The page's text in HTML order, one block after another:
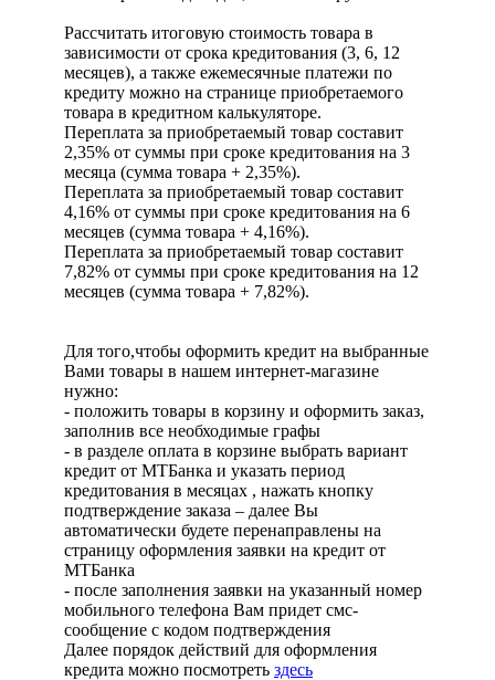
Рассчитать итоговую стоимость товара в
зависимости от срока кредитования (3, 6, 12
месяцев), а также ежемесячные платежи по
кредиту можно на странице приобретаемого
товара в кредитном калькуляторе.
Переплата за приобретаемый товар составит
2,35% от суммы при сроке кредитования на 3
месяца (сумма товара + 2,35%).
Переплата за приобретаемый товар составит
4,16% от суммы при сроке кредитования на 6
месяцев (сумма товара + 4,16%).
Переплата за приобретаемый товар составит
7,82% от суммы при сроке кредитования на 12
месяцев (сумма товара + 7,82%).
Для того,чтобы оформить кредит на выбранные
Вами товары в нашем интернет-магазине
нужно:
- положить товары в корзину и оформить заказ,
заполнив все необходимые графы
- в разделе оплата в корзине выбрать вариант
кредит от МТБанка и указать период
кредитования в месяцах , нажать кнопку
подтверждение заказа – далее Вы
автоматически будете перенаправлены на
страницу оформления заявки на кредит от
МТБанка
- после заполнения заявки на указанный номер
мобильного телефона Вам придет смс-
сообщение с кодом подтверждения
Далее порядок действий для оформления
кредита можно посмотреть здесь